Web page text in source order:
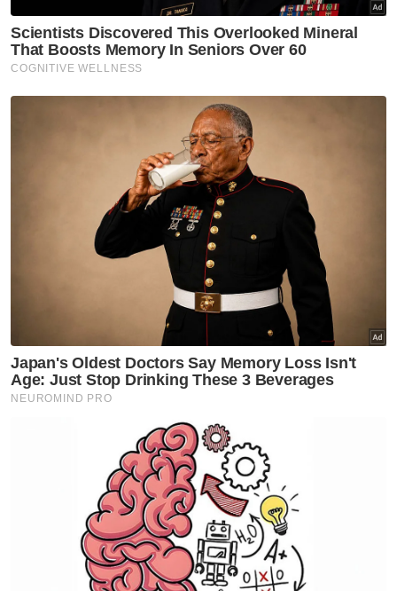
Dalam kejadian kira-kira jam 3.24 petang Rabu, guru pengiring
berusia 24 tahun dan seorang pelajar berusia 16 tahun
mengalami kecederaan parah selepas tersepit di dalam kereta
Proton Saga.